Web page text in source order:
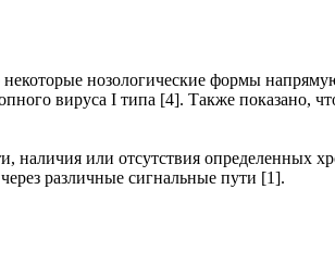
нозологические формы
вируса I типа [4]. Также показано,
наличия или отсутствия определенных
различные сигнальные пути [1].